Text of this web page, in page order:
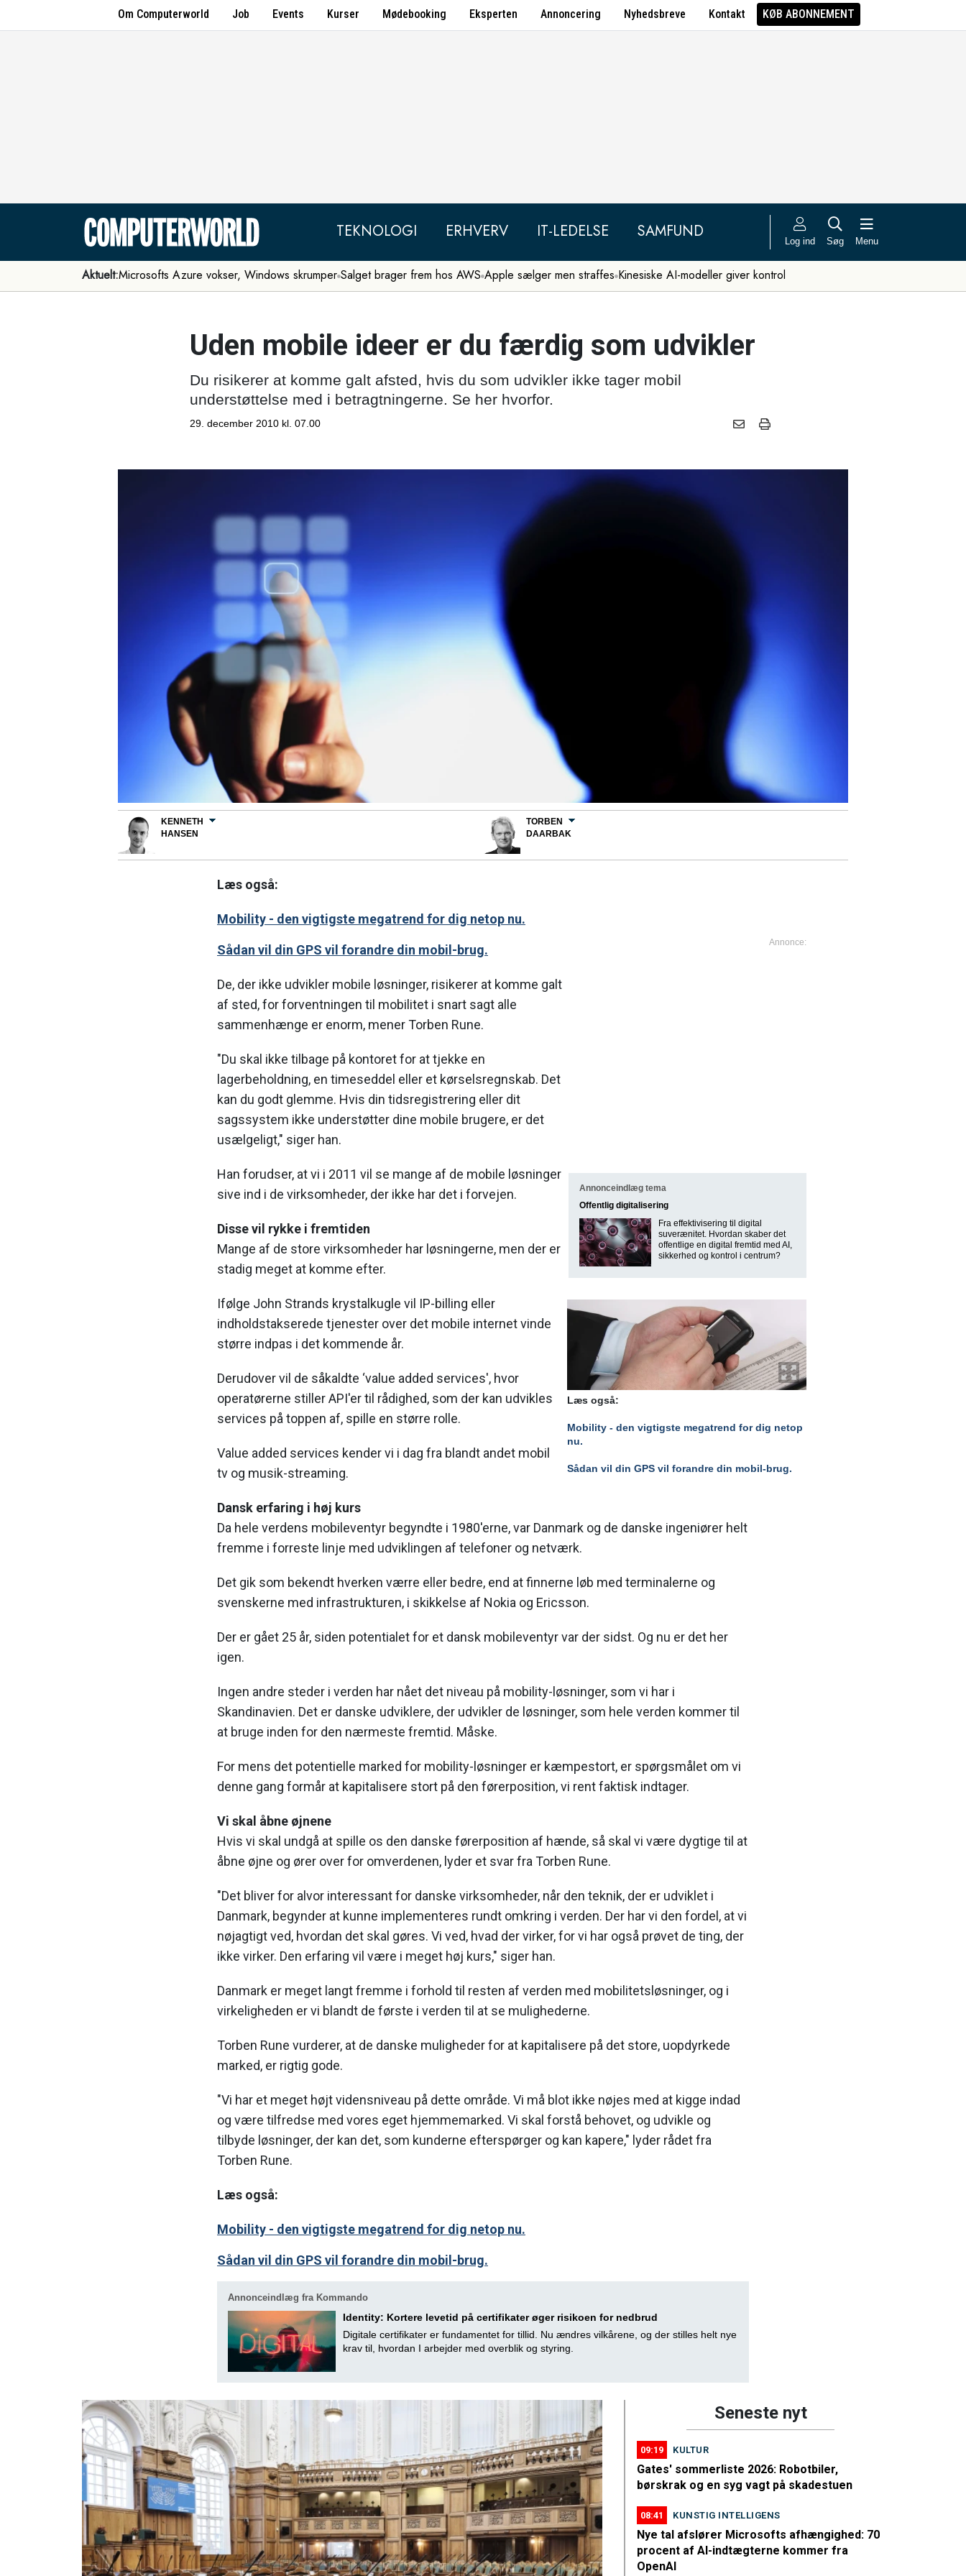
Om Computerworld Job Events Kurser Mødebooking Eksperten Annoncering Nyhedsbreve Kontakt KØB ABONNEMENT
TEKNOLOGI ERHVERV IT-LEDELSE SAMFUND Log ind Søg Menu
Aktuelt:Microsofts Azure vokser, Windows skrumper Salget brager frem hos AWS Apple sælger men straffes Kinesiske AI-modeller giver kontrol
Uden mobile ideer er du færdig som udvikler
Du risikerer at komme galt afsted, hvis du som udvikler ikke tager mobil
understøttelse med i betragtningerne. Se her hvorfor.
29. december 2010 kl. 07.00
KENNETH
HANSEN
TORBEN
DAARBAK
Annonceindlæg tema
Offentlig digitalisering
Fra effektivisering til digital
suverænitet. Hvordan skaber det
offentlige en digital fremtid med AI,
sikkerhed og kontrol i centrum?
Læs også:
Mobility - den vigtigste megatrend for dig netop
nu.
Sådan vil din GPS vil forandre din mobil-brug.
Læs også:
Mobility - den vigtigste megatrend for dig netop nu.
Sådan vil din GPS vil forandre din mobil-brug.
De, der ikke udvikler mobile løsninger, risikerer at komme galt
af sted, for forventningen til mobilitet i snart sagt alle
sammenhænge er enorm, mener Torben Rune.
"Du skal ikke tilbage på kontoret for at tjekke en
lagerbeholdning, en timeseddel eller et kørselsregnskab. Det
kan du godt glemme. Hvis din tidsregistrering eller dit
sagssystem ikke understøtter dine mobile brugere, er det
usælgeligt," siger han.
Han forudser, at vi i 2011 vil se mange af de mobile løsninger
sive ind i de virksomheder, der ikke har det i forvejen.
Disse vil rykke i fremtiden
Mange af de store virksomheder har løsningerne, men der er
stadig meget at komme efter.
Ifølge John Strands krystalkugle vil IP-billing eller
indholdstakserede tjenester over det mobile internet vinde
større indpas i det kommende år.
Derudover vil de såkaldte ‘value added services', hvor
operatørerne stiller API'er til rådighed, som der kan udvikles
services på toppen af, spille en større rolle.
Value added services kender vi i dag fra blandt andet mobil
tv og musik-streaming.
Dansk erfaring i høj kurs
Da hele verdens mobileventyr begyndte i 1980'erne, var Danmark og de danske ingeniører helt
fremme i forreste linje med udviklingen af telefoner og netværk.
Det gik som bekendt hverken værre eller bedre, end at finnerne løb med terminalerne og
svenskerne med infrastrukturen, i skikkelse af Nokia og Ericsson.
Der er gået 25 år, siden potentialet for et dansk mobileventyr var der sidst. Og nu er det her
igen.
Ingen andre steder i verden har nået det niveau på mobility-løsninger, som vi har i
Skandinavien. Det er danske udviklere, der udvikler de løsninger, som hele verden kommer til
at bruge inden for den nærmeste fremtid. Måske.
For mens det potentielle marked for mobility-løsninger er kæmpestort, er spørgsmålet om vi
denne gang formår at kapitalisere stort på den førerposition, vi rent faktisk indtager.
Vi skal åbne øjnene
Hvis vi skal undgå at spille os den danske førerposition af hænde, så skal vi være dygtige til at
åbne øjne og ører over for omverdenen, lyder et svar fra Torben Rune.
"Det bliver for alvor interessant for danske virksomheder, når den teknik, der er udviklet i
Danmark, begynder at kunne implementeres rundt omkring i verden. Der har vi den fordel, at vi
nøjagtigt ved, hvordan det skal gøres. Vi ved, hvad der virker, for vi har også prøvet de ting, der
ikke virker. Den erfaring vil være i meget høj kurs," siger han.
Danmark er meget langt fremme i forhold til resten af verden med mobilitetsløsninger, og i
virkeligheden er vi blandt de første i verden til at se mulighederne.
Torben Rune vurderer, at de danske muligheder for at kapitalisere på det store, uopdyrkede
marked, er rigtig gode.
"Vi har et meget højt vidensniveau på dette område. Vi må blot ikke nøjes med at kigge indad
og være tilfredse med vores eget hjemmemarked. Vi skal forstå behovet, og udvikle og
tilbyde løsninger, der kan det, som kunderne efterspørger og kan kapere," lyder rådet fra
Torben Rune.
Læs også:
Mobility - den vigtigste megatrend for dig netop nu.
Sådan vil din GPS vil forandre din mobil-brug.
Annonceindlæg fra Kommando
Identity: Kortere levetid på certifikater øger risikoen for nedbrud
Digitale certifikater er fundamentet for tillid. Nu ændres vilkårene, og der stilles helt nye
krav til, hvordan I arbejder med overblik og styring.
Seneste nyt
09:19 KULTUR
Gates' sommerliste 2026: Robotbiler,
børskrak og en syg vagt på skadestuen
08:41 KUNSTIG INTELLIGENS
Nye tal afslører Microsofts afhængighed: 70
procent af AI-indtægterne kommer fra
OpenAI